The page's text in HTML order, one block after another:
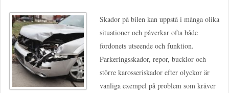
Skador på bilen kan uppstå i många olika
situationer och påverkar ofta både
fordonets utseende och funktion.
Parkeringsskador, repor, bucklor och
större karosseriskador efter olyckor är
vanliga exempel på problem som kräver